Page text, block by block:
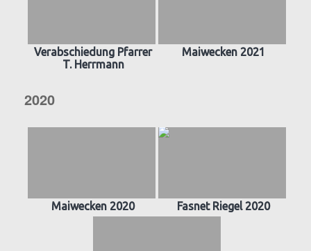
Verabschiedung Pfarrer
T. Herrmann
Maiwecken 2021
2020
Maiwecken 2020 Fasnet Riegel 2020